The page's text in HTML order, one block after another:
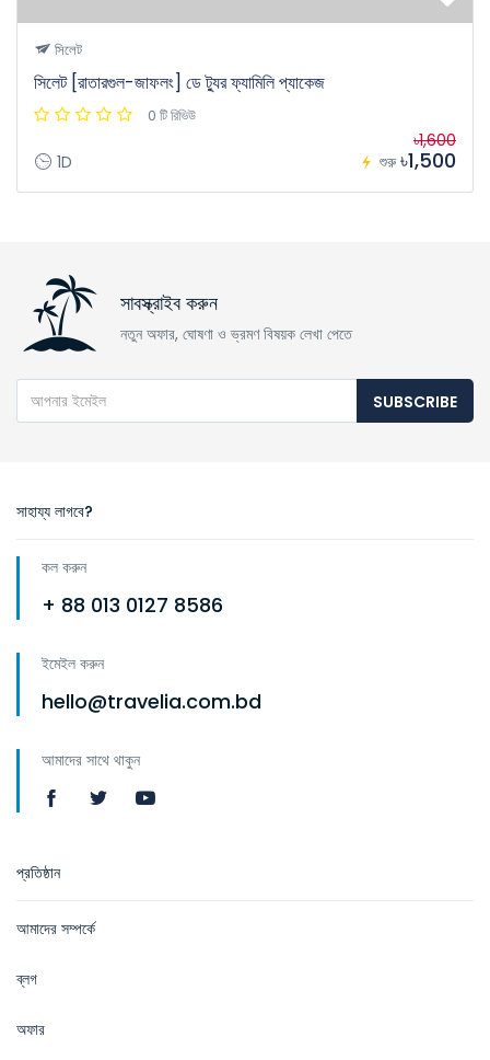
সিলেট
সিলেট [রাতারগুল-জাফলং] ডে ট্যুর ফ্যামিলি প্যাকেজ
0 টি রিভিউ
1D শুরু
৳1,600
৳1,500
সাবস্ক্রাইব করুন
নতুন অফার, ঘোষণা ও ভ্রমণ বিষয়ক লেখা পেতে
SUBSCRIBE
সাহায্য লাগবে?
কল করুন
+ 88 013 0127 8586
ইমেইল করুন
hello@travelia.com.bd
আমাদের সাথে থাকুন
প্রতিষ্ঠান
আমাদের সম্পর্কে
ব্লগ
অফার